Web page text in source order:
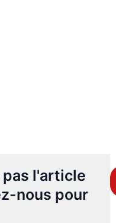
pas l'article
nous pour